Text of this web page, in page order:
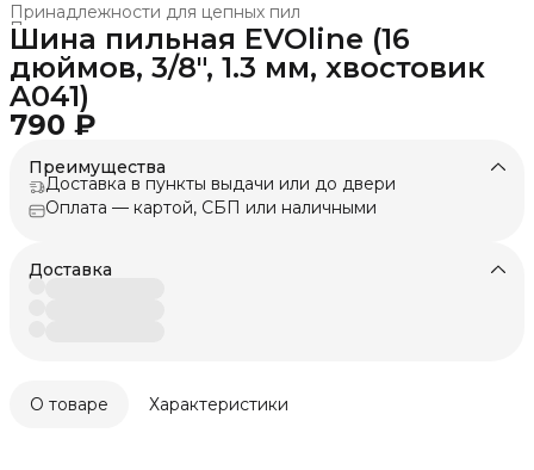
Принадлежности для цепных пил
Принадлежности и оснастка ›
Техника для леса, сада, парка
Главная ›
Шина пильная EVOline (16
дюймов, 3/8", 1.3 мм, хвостовик
A041)
790 ₽
Преимущества
Доставка в пункты выдачи или до двери
Оплата — картой, СБП или наличными
Доставка
О товаре Характеристики